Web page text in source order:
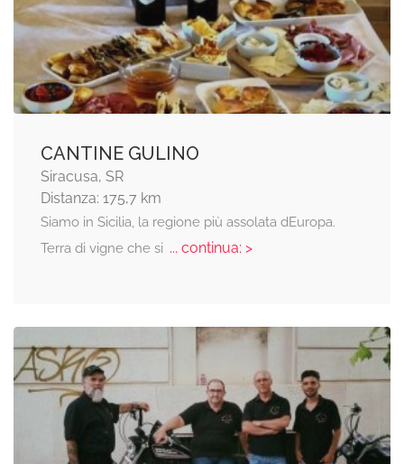
CANTINE GULINO
Siracusa, SR
Distanza: 175,7 km
Siamo in Sicilia, la regione più assolata dEuropa.
Terra di vigne che si ... continua: >